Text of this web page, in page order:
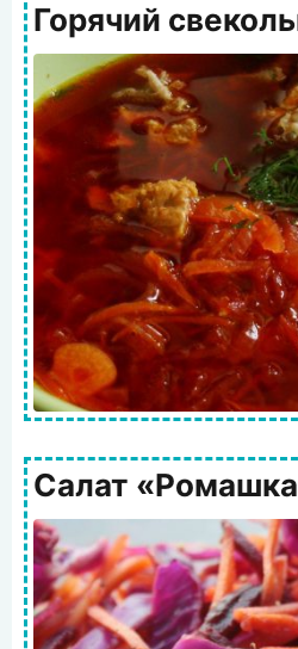
Горячий
Салат